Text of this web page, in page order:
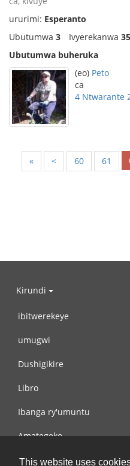
This website uses
ururimi: Esperanto
Ubutumwa 3 Ivyerekanwa
Ubutumwa buheruka
(eo) Peto
ca
4 Ntwarante
« < 60 61
Kirundi
ibitwerekeye
umugwi
Dushigikire
Libro
Ibanga ry'umuntu
Amategeko
Turondere